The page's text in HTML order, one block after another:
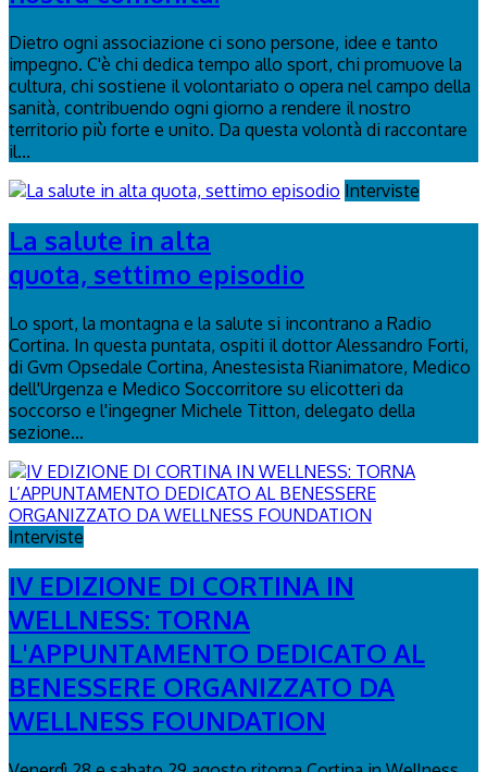
Dietro ogni associazione ci sono persone, idee e tanto
impegno. C'è chi dedica tempo allo sport, chi promuove la
cultura, chi sostiene il volontariato o opera nel campo della
sanità, contribuendo ogni giorno a rendere il nostro
territorio più forte e unito. Da questa volontà di raccontare
il...
Interviste
La salute in alta
quota, settimo episodio
Lo sport, la montagna e la salute si incontrano a Radio
Cortina. In questa puntata, ospiti il dottor Alessandro Forti,
di Gvm Opsedale Cortina, Anestesista Rianimatore, Medico
dell'Urgenza e Medico Soccorritore su elicotteri da
soccorso e l'ingegner Michele Titton, delegato della
sezione...
Interviste
IV EDIZIONE DI CORTINA IN
WELLNESS: TORNA
L'APPUNTAMENTO DEDICATO AL
BENESSERE ORGANIZZATO DA
WELLNESS FOUNDATION